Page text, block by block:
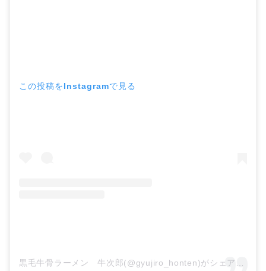
この投稿をInstagramで見る